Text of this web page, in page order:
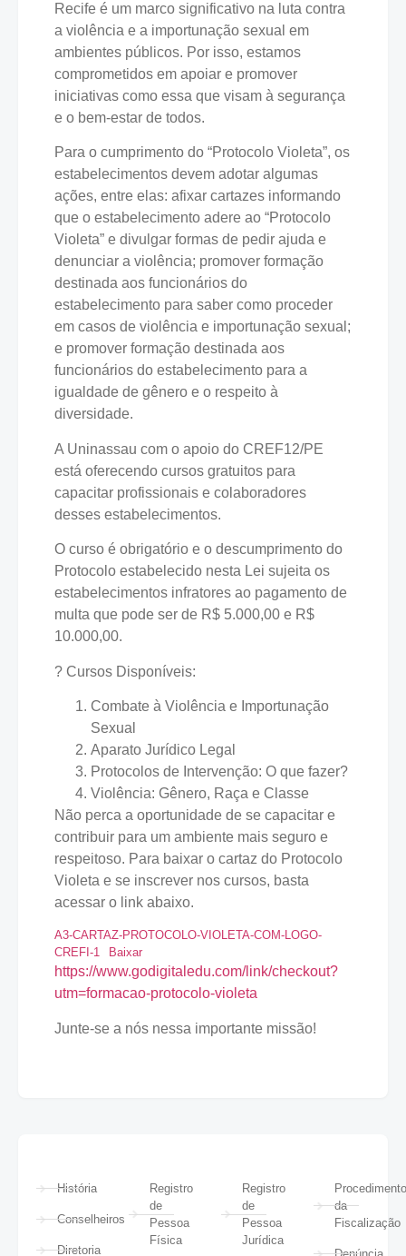
Recife é um marco significativo na luta contra
a violência e a importunação sexual em
ambientes públicos. Por isso, estamos
comprometidos em apoiar e promover
iniciativas como essa que visam à segurança
e o bem-estar de todos.
Para o cumprimento do “Protocolo Violeta”, os
estabelecimentos devem adotar algumas
ações, entre elas: afixar cartazes informando
que o estabelecimento adere ao “Protocolo
Violeta” e divulgar formas de pedir ajuda e
denunciar a violência; promover formação
destinada aos funcionários do
estabelecimento para saber como proceder
em casos de violência e importunação sexual;
e promover formação destinada aos
funcionários do estabelecimento para a
igualdade de gênero e o respeito à
diversidade.
A Uninassau com o apoio do CREF12/PE
está oferecendo cursos gratuitos para
capacitar profissionais e colaboradores
desses estabelecimentos.
O curso é obrigatório e o descumprimento do
Protocolo estabelecido nesta Lei sujeita os
estabelecimentos infratores ao pagamento de
multa que pode ser de R$ 5.000,00 e R$
10.000,00.
? Cursos Disponíveis:
Combate à Violência e Importunação
Sexual
Aparato Jurídico Legal
Protocolos de Intervenção: O que fazer?
Violência: Gênero, Raça e Classe
Não perca a oportunidade de se capacitar e
contribuir para um ambiente mais seguro e
respeitoso. Para baixar o cartaz do Protocolo
Violeta e se inscrever nos cursos, basta
acessar o link abaixo.
A3-CARTAZ-PROTOCOLO-VIOLETA-COM-LOGO-
CREFI-1
Baixar
https://www.godigitaledu.com/link/checkout?
utm=formacao-protocolo-violeta
Junte-se a nós nessa importante missão!
História
Conselheiros
Diretoria
Registro
de
Pessoa
Física
Registro
de
Pessoa
Jurídica
da
Fiscalização